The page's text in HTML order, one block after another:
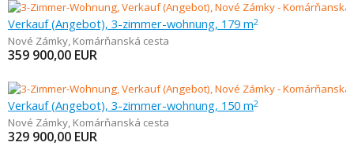
Verkauf (Angebot), 3-zimmer-wohnung, 179 m2
Nové Zámky, Komárňanská cesta
359 900,00 EUR
Verkauf (Angebot), 3-zimmer-wohnung, 150 m2
Nové Zámky, Komárňanská cesta
329 900,00 EUR